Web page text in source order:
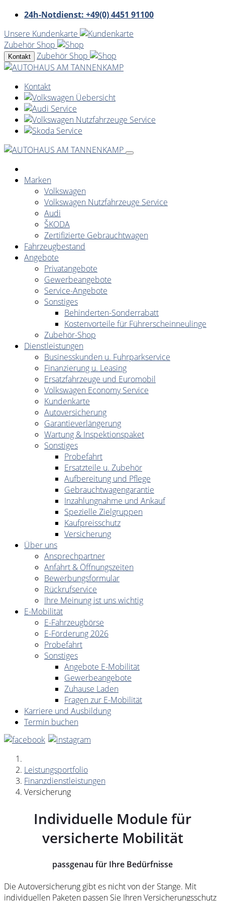
24h-Notdienst: +49(0) 4451 91100
Unsere Kundenkarte
Zubehör Shop
Kontakt Zubehör Shop
Kontakt
Marken
Volkswagen
Volkswagen Nutzfahrzeuge Service
Audi
ŠKODA
Zertifizierte Gebrauchtwagen
Fahrzeugbestand
Angebote
Privatangebote
Gewerbeangebote
Service-Angebote
Sonstiges
Behinderten-Sonderrabatt
Kostenvorteile für Führerscheinneulinge
Zubehör-Shop
Dienstleistungen
Businesskunden u. Fuhrparkservice
Finanzierung u. Leasing
Ersatzfahrzeuge und Euromobil
Volkswagen Economy Service
Kundenkarte
Autoversicherung
Garantieverlängerung
Wartung & Inspektionspaket
Sonstiges
Probefahrt
Ersatzteile u. Zubehör
Aufbereitung und Pflege
Gebrauchtwagengarantie
Inzahlungnahme und Ankauf
Spezielle Zielgruppen
Kaufpreisschutz
Versicherung
Über uns
Ansprechpartner
Anfahrt & Öffnungszeiten
Bewerbungsformular
Rückrufservice
Ihre Meinung ist uns wichtig
E-Mobilität
E-Fahrzeugbörse
E-Förderung 2026
Probefahrt
Sonstiges
Angebote E-Mobilität
Gewerbeangebote
Zuhause Laden
Fragen zur E-Mobilität
Karriere und Ausbildung
Termin buchen
Leistungsportfolio
Finanzdienstleistungen
Versicherung
Individuelle Module für
versicherte Mobilität
passgenau für Ihre Bedürfnisse
Die Autoversicherung gibt es nicht von der Stange. Mit
individuellen Paketen passen Sie Ihren Versicherungsschutz